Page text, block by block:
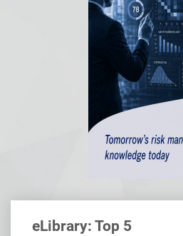
eLibrary: Top 5